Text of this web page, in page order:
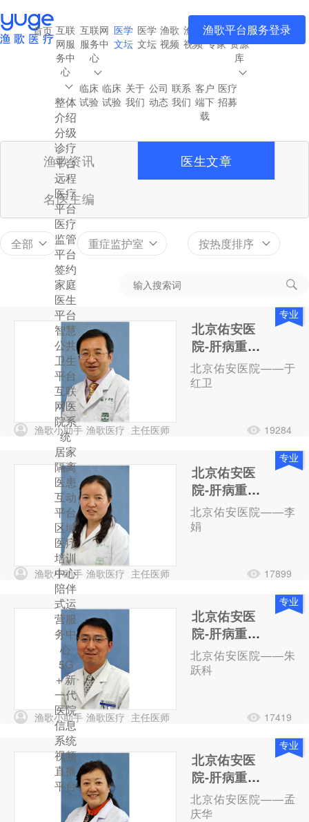
首页 互联
网服
务中
心
整体
介绍
分级
诊疗
平台
远程
医疗
平台
医疗
监管
平台
签约
家庭
医生
平台
智慧
公共
卫生
平台
互联
网医
院系
统
居家
隔离
医患
互动
平台
区域
医疗
培训
中心
陪伴
式运
营服
务中
心
5G
+ 新
一代
医院
信息
系统
视频
直播
平台
互联网
服务中
心
医学
文坛
医学
文坛
渔歌
视频
渔歌
视频
渔歌
专家
医疗
资源
库
临床
试验
临床
试验
关于
我们
公司
动态
联系
我们
客户
端下
载
医疗
招募
渔歌平台服务登录
渔歌资讯 医生文章
名医主编
全部 重症监护室 按热度排序
北京佑安医
院-肝病重症
医学科-主任
医师-于红卫
北京佑安医院——于
红卫
专业
渔歌小助手 渔歌医疗 主任医师 19284
北京佑安医
院-肝病重症
医学科-副主
任医师-李娟
北京佑安医院——李
娟
专业
渔歌小助手 渔歌医疗 主任医师 17899
北京佑安医
院-肝病重症
医学科-主任
医师-朱跃科
北京佑安医院——朱
跃科
专业
渔歌小助手 渔歌医疗 主任医师 17419
北京佑安医
院-肝病重症
医学科-主任
医师-孟庆华
北京佑安医院——孟
庆华
专业